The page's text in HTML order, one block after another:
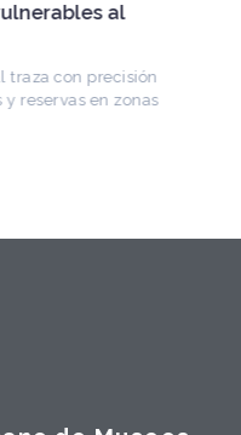
Superior del
los Seminarios
Publicó más de